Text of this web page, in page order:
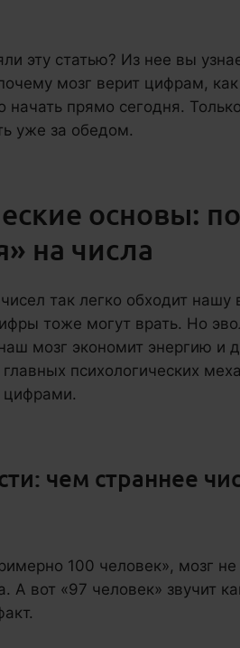
эту статью? Из нее вы
мозг верит цифрам, как
начать прямо сегодня.
уже за обедом.
основы:
на числа
так легко обходит нашу
тоже могут врать. Но
мозг экономит энергию и
психологических
цифрами.
чем страннее
100 человек», мозг не
А вот «97 человек» звучит